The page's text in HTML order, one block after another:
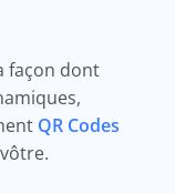
façon dont
QR Codes